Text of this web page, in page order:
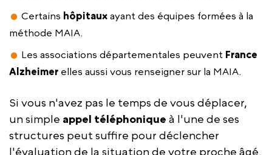
Certains hôpitaux ayant des équipes formées à la
méthode MAIA.
Les associations départementales peuvent France
Alzheimer elles aussi vous renseigner sur la MAIA.
Si vous n'avez pas le temps de vous déplacer,
un simple appel téléphonique à l'une de ses
structures peut suffire pour déclencher
l'évaluation de la situation de votre proche âgé.